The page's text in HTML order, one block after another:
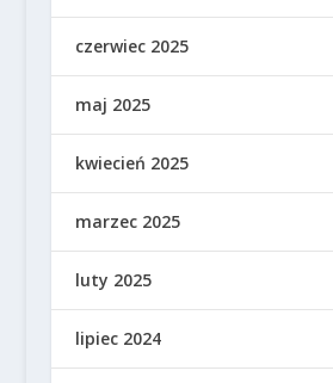
czerwiec 2025
maj 2025
kwiecień 2025
marzec 2025
luty 2025
lipiec 2024